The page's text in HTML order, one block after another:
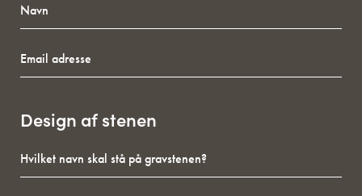
adresse
Design af stenen
navn
skal